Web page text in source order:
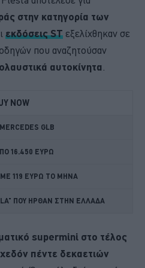
στην κατηγορία των
εκδόσεις ST εξελίχθηκαν σε
που αναζητούσαν
αυτοκίνητα
NOW
GLB
16.450 ΕΥΡΩ
ME 119 ΕΥΡΩ ΤΟ ΜΗΝΑ
ΠΟΥ ΗΡΘΑΝ ΣΤΗΝ ΕΛΛΑΔΑ
supermini στο τέλος
πέντε δεκαετιών